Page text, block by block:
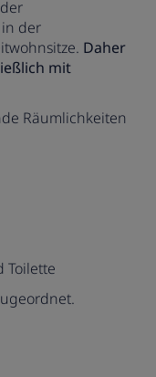
der
Daher
mit
Räumlichkeiten
Toilette